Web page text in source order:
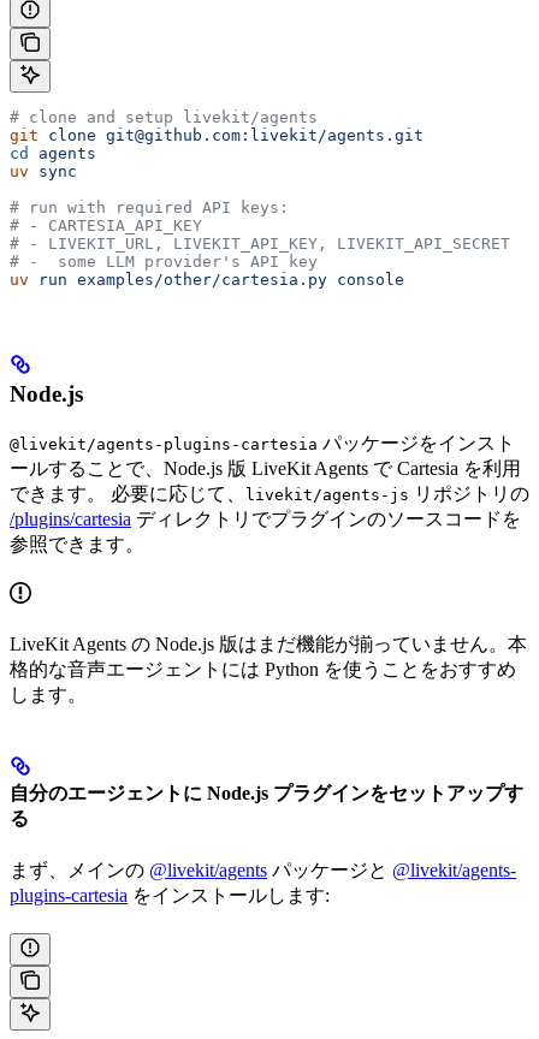
# clone and setup livekit/agents
git clone git@github.com:livekit/agents.git
cd
agents
uv sync
# run with required API keys:
# - CARTESIA_API_KEY
# - LIVEKIT_URL, LIVEKIT_API_KEY, LIVEKIT_API_SECRET
# -  some LLM provider's API key
uv run examples/other/cartesia.py console
Node.js
@livekit/agents-plugins-cartesia パッケージをインスト
ールすることで、Node.js 版 LiveKit Agents で Cartesia を利用
できます。 必要に応じて、
livekit/agents-js リポジトリの
/plugins/cartesia ディレクトリでプラグインのソースコードを
参照できます。
LiveKit Agents の Node.js 版はまだ機能が揃っていません。本
格的な音声エージェントには Python を使うことをおすすめ
します。
自分のエージェントに Node.js プラグインをセットアップす
る
まず、メインの @livekit/agents パッケージと @livekit/agents-
plugins-cartesia をインストールします: